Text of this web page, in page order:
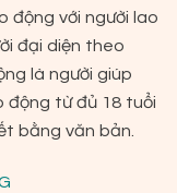
động với người lao
đại diện theo
là người giúp
động từ đủ 18 tuổi
bằng văn bản.